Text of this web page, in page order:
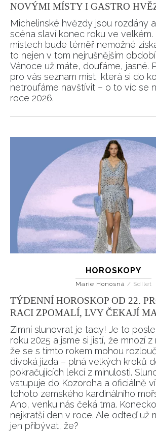
NOVÝMI MÍSTY I GASTRO
Michelinské hvězdy jsou rozdány
scéna slaví konec roku ve
místech bude téměř nemožné
to nejen v tom nejrušnějším
Vánoce už máte, doufáme, jasné.
pro vás seznam míst, která si do
netroufáme navštívit – o to víc se
roce 2026.
HOROSKOPY
Marie Honosná / Sdílet
TÝDENNÍ HOROSKOP OD 22.
RACI ZPOMALÍ, LVY ČEKAJÍ
Zimní slunovrat je tady! Je to
roku 2025 a jsme si jistí, že mnozí z
že se s tímto rokem mohou
divoká jízda – plná velkých kroků
pokračujících lekcí z minulosti.
vstupuje do Kozoroha a oficiálně
tohoto zemského kardinálního
Ano, venku nás čeká tma.
nejkratší den v roce. Ale odteď už
jen přibývat, že?